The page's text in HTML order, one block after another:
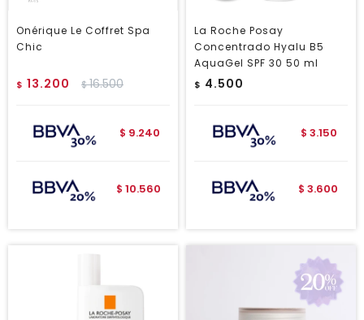
Onérique Le Coffret Spa
Chic
$ 13.200 $16.500
$ 9.240
$ 10.560
La Roche Posay
Concentrado Hyalu B5
AquaGel SPF 30 50 ml
$ 4.500
$ 3.150
$ 3.600